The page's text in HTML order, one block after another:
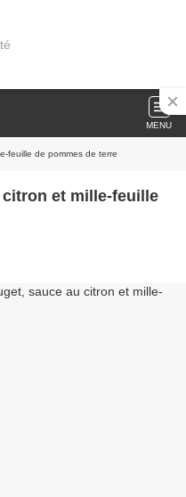
MENU
feuille de pommes de terre
et mille-feuille